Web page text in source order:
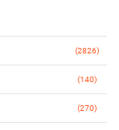
(2826)
(140)
(270)